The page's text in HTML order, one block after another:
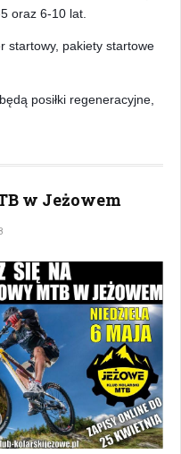
oraz 6-10 lat.
startowy, pakiety startowe
posiłki regeneracyjne,
w Jeżowem